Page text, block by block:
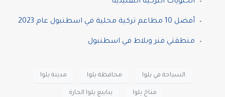
الحلويات التركية التقليدية
أفضل 10 مطاعم تركية محلية في اسطنبول عام 2023
منطقتي فنر وبلاط في اسطنبول
السياحة في يلوا محافظة يلوا مدينة يلوا
مناخ يلوا ينابيع يلوا الحارة